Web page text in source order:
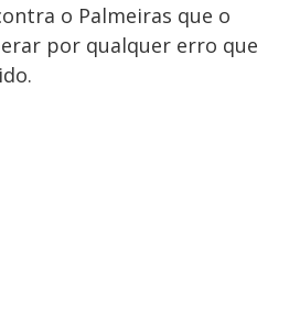
o Palmeiras que o
por qualquer erro que